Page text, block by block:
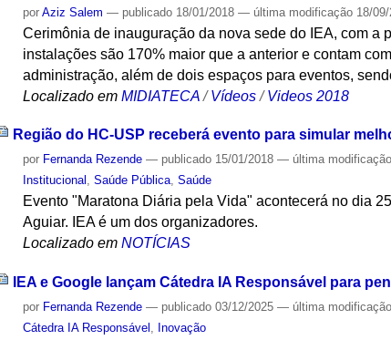
porAziz Salem — publicado 18/01/2018— última modificação 18/
Cerimônia de inauguração da nova sede do IEA, com a
instalações são 170% maior que a anterior e contam
administração, além de dois espaços para eventos,
Localizado em MIDIATECA /Vídeos /Videos 2018
Região do HC-USP receberá evento para simular
por Fernanda Rezende — publicado 15/01/2018— última modificação
Institucional ,Saúde Pública,Saúde
Evento "Maratona Diária pela Vida" acontecerá no dia
Aguiar. IEA é um dos organizadores.
Localizado em NOTÍCIAS
IEA e Google lançam Cátedra IA Responsável para
por Fernanda Rezende — publicado 03/12/2025— última modificação
Cátedra IA Responsável
Inovação